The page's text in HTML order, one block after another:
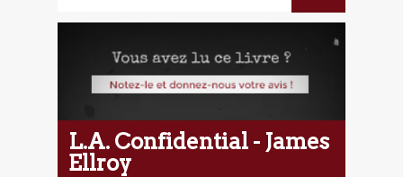
L.A. Confidential - James
Ellroy